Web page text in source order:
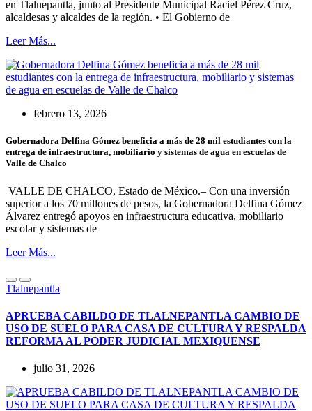
en Tlalnepantla, junto al Presidente Municipal Raciel Pérez Cruz,
alcaldesas y alcaldes de la región. • El Gobierno de
Leer Más...
febrero 13, 2026
Gobernadora Delfina Gómez beneficia a más de 28 mil estudiantes con la
entrega de infraestructura, mobiliario y sistemas de agua en escuelas de
Valle de Chalco
VALLE DE CHALCO, Estado de México.– Con una inversión
superior a los 70 millones de pesos, la Gobernadora Delfina Gómez
Álvarez entregó apoyos en infraestructura educativa, mobiliario
escolar y sistemas de
Leer Más...
Tlalnepantla
APRUEBA CABILDO DE TLALNEPANTLA CAMBIO DE
USO DE SUELO PARA CASA DE CULTURA Y RESPALDA
REFORMA AL PODER JUDICIAL MEXIQUENSE
julio 31, 2026